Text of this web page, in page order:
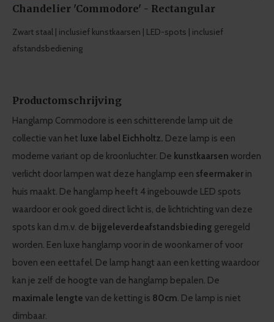
Chandelier 'Commodore' - Rectangular
Zwart staal | inclusief kunstkaarsen | LED-spots | inclusief
afstandsbediening
Productomschrijving
Hanglamp Commodore is een schitterende lamp uit de
collectie van het luxe label Eichholtz. Deze lamp is een
moderne variant op de kroonluchter. De kunstkaarsen worden
verlicht door lampen wat deze hanglamp een sfeermaker in
huis maakt. De hanglamp heeft 4 ingebouwde LED spots
waardoor er ook goed direct licht is, de lichtrichting van deze
spots kan d.m.v. de bijgeleverdeafstandsbieding geregeld
worden. Een luxe hanglamp voor in de woonkamer of voor
boven een eettafel. De lamp hangt aan een ketting waardoor
kan je zelf de hoogte van de hanglamp bepalen. De
maximale lengte van de ketting is 80cm. De lamp is niet
dimbaar.